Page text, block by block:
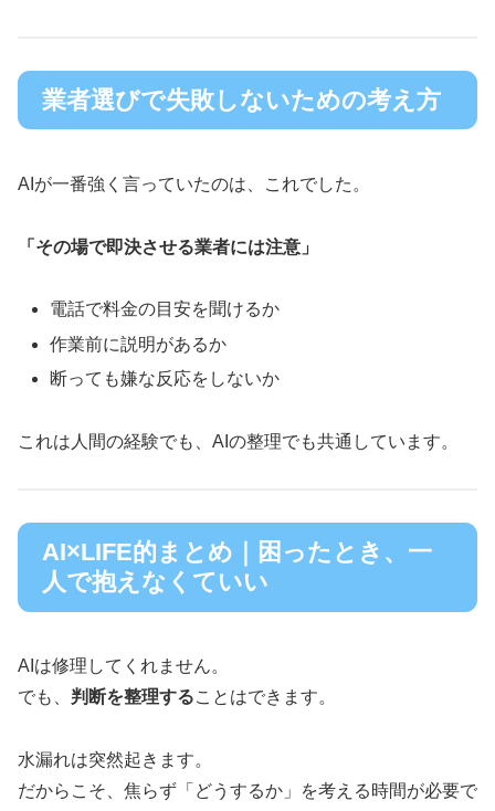
業者選びで失敗しないための考え方
AIが一番強く言っていたのは、これでした。
「その場で即決させる業者には注意」
電話で料金の目安を聞けるか
作業前に説明があるか
断っても嫌な反応をしないか
これは人間の経験でも、AIの整理でも共通しています。
AI×LIFE的まとめ｜困ったとき、一
人で抱えなくていい
AIは修理してくれません。
でも、 判断を整理することはできます。
水漏れは突然起きます。
だからこそ、焦らず「どうするか」を考える時間が必要で